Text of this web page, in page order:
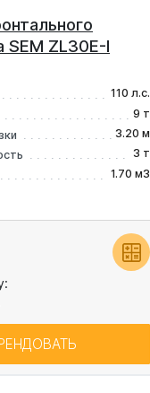
SEM ZL30E-I
110 л.с.
9 т
3.20 м
3 т
1.70 м3